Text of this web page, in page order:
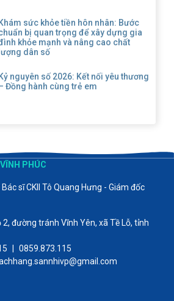
Khám sức khỏe tiền hôn nhân: Bước
bị quan trọng để xây dựng gia
khỏe mạnh và nâng cao chất
lượng dân số
Kỷ nguyên số 2026: Kết nối yêu thương
Đồng hành cùng trẻ em
PHÚC
sĩ CKII Tô Quang Hưng - Giám đốc
2, đường tránh Vĩnh Yên, xã Tề Lỗ, tỉnh
0859.873.115